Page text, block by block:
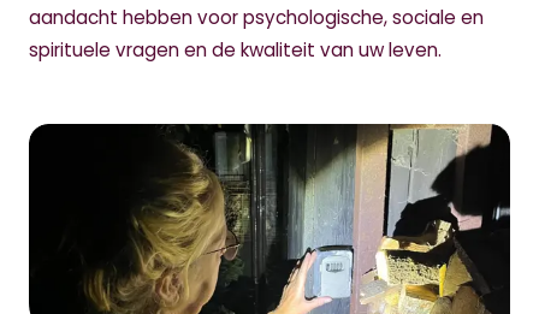
aandacht hebben voor psychologische, sociale en
spirituele vragen en de kwaliteit van uw leven.